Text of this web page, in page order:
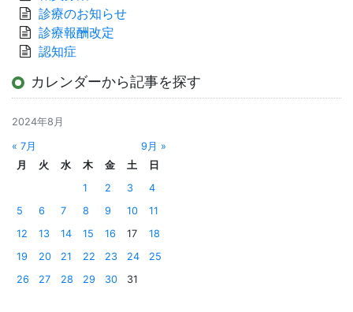
診療のお知らせ
診療報酬改定
認知症
カレンダーから記事を探す
2024年8月
« 7月
9月 »
月
火 水 木 金 土
日
1
2 3
4
5
6 7 8 9 10
11
12
13 14 15 16 17
18
19
20 21 22 23 24
25
26
27 28 29 30 31